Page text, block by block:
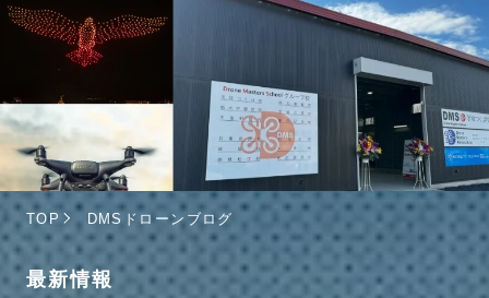
TOP DMSドローンブログ
最新情報